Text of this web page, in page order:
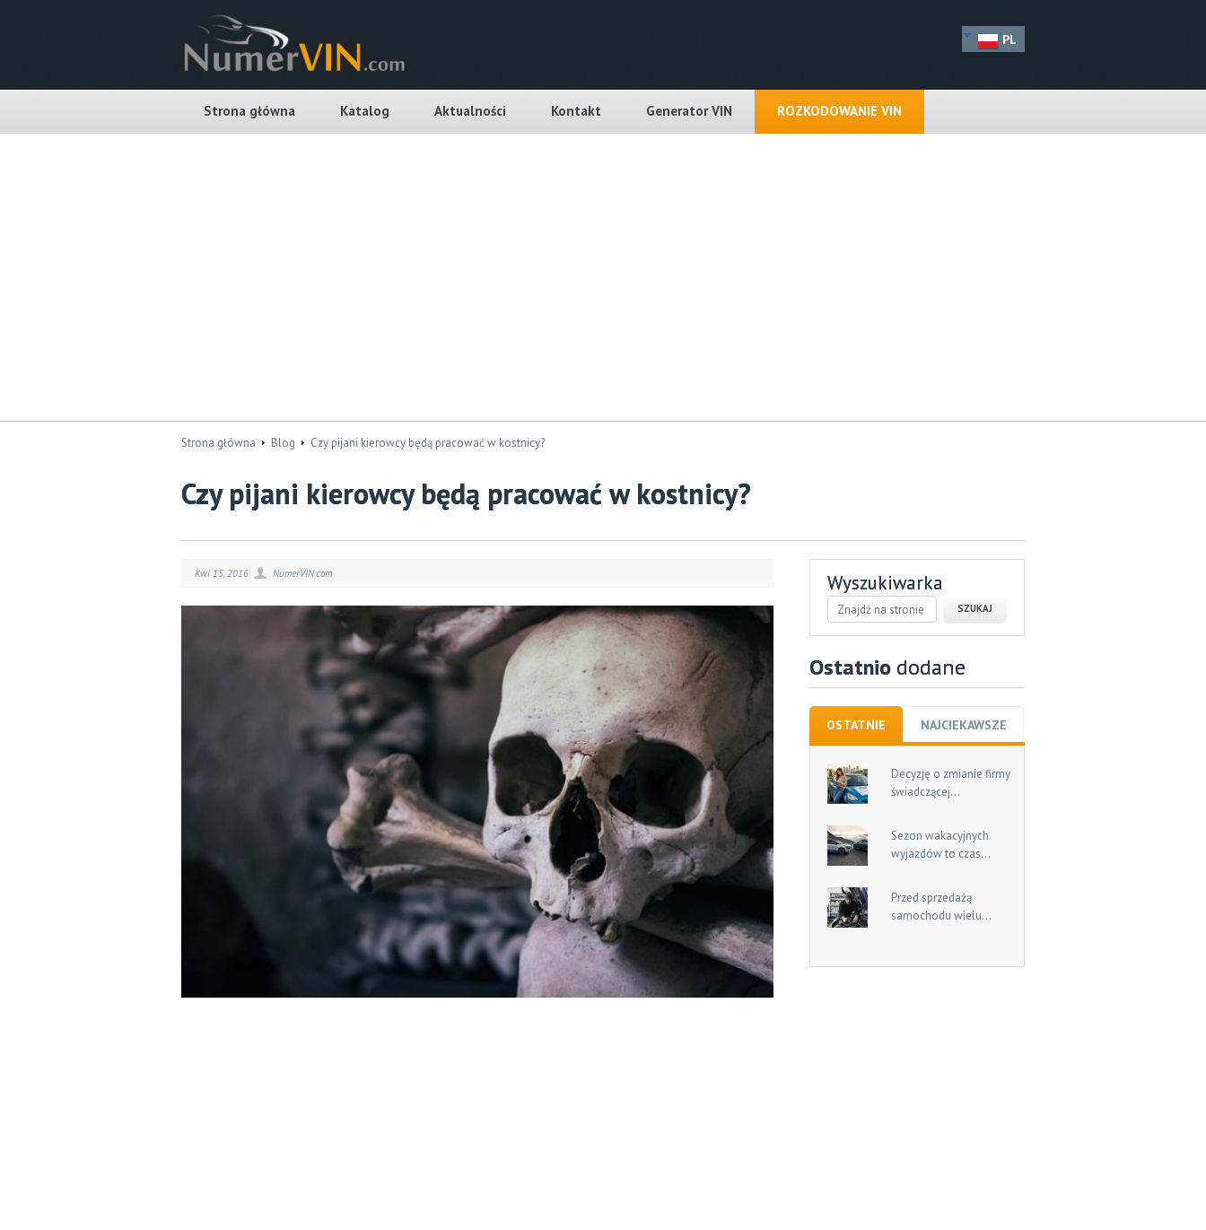
PL
Strona główna Katalog Aktualności Kontakt Generator VIN ROZKODOWANIE VIN
Strona główna Blog Czy pijani kierowcy będą pracować w kostnicy?
Czy pijani kierowcy będą pracować w kostnicy?
Kwi 15, 2016 NumerVIN.com Wyszukiwarka
Ostatnio dodane
OSTATNIE NAJCIEKAWSZE
Decyzję o zmianie firmy
świadczącej...
Sezon wakacyjnych
wyjazdów to czas...
Przed sprzedażą
samochodu wielu...